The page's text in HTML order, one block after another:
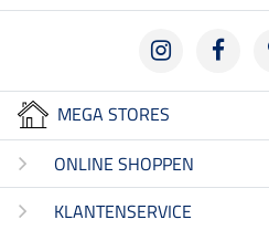
MEGA STORES
ONLINE SHOPPEN
KLANTENSERVICE